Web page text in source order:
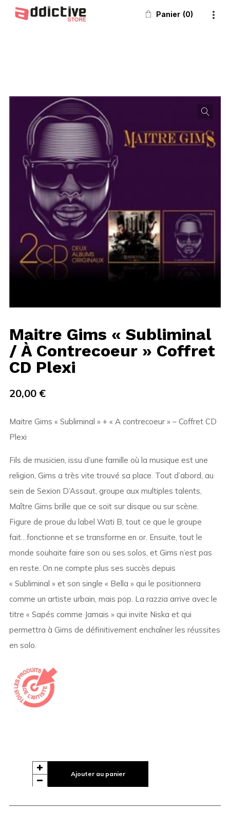
Panier 0
Maitre Gims « Subliminal
/ À Contrecoeur » Coffret
CD Plexi
20,00 €
Maitre Gims « Subliminal » + « A contrecoeur » – Coffret CD
Plexi
Fils de musicien, issu d’une famille où la musique est une
religion, Gims a très vite trouvé sa place. Tout d’abord, au
sein de Sexion D’Assaut, groupe aux multiples talents,
Maître Gims brille que ce soit sur disque ou sur scène.
Figure de proue du label Wati B, tout ce que le groupe
fait…fonctionne et se transforme en or. Ensuite, tout le
monde souhaite faire son ou ses solos, et Gims n’est pas
en reste. On ne compte plus ses succès depuis
« Subliminal » et son single « Bella » qui le positionnera
comme un artiste urbain, mais pop. La razzia arrive avec le
titre « Sapés comme Jamais » qui invite Niska et qui
permettra à Gims de définitivement enchaîner les réussites
en solo.
Ajouter au panier